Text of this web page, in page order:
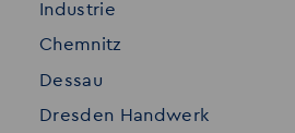
Standorte
Industrie
Chemnitz
Dessau
Dresden Handwerk